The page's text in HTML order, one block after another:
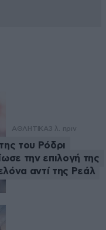
ΑΘΛΗΤΙΚΑ3 λ. πριν
του Ρόδρι
την επιλογή της
αντί της Ρεάλ